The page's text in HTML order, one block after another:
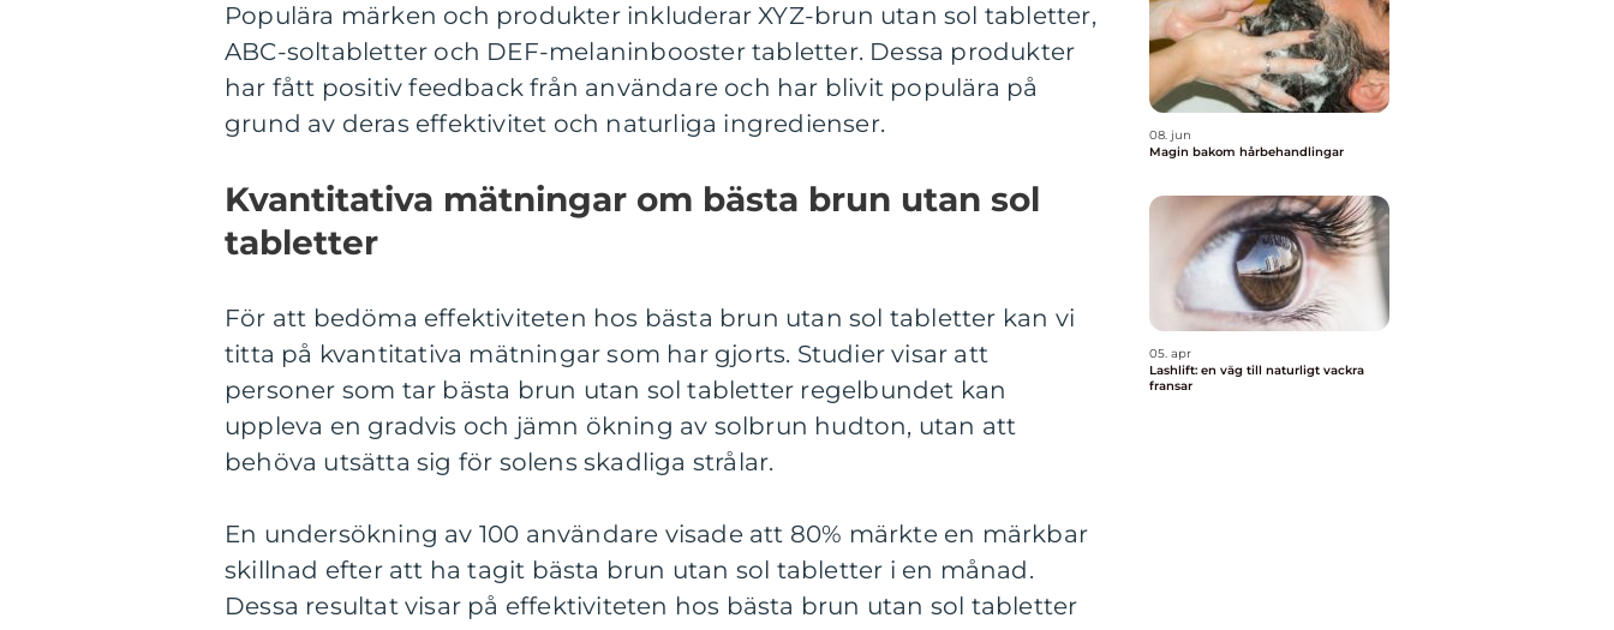
Populära märken och produkter inkluderar XYZ-brun utan sol tabletter,
ABC-soltabletter och DEF-melaninbooster tabletter. Dessa produkter
har fått positiv feedback från användare och har blivit populära på
grund av deras effektivitet och naturliga ingredienser.
Kvantitativa mätningar om bästa brun utan sol
tabletter
För att bedöma effektiviteten hos bästa brun utan sol tabletter kan vi
titta på kvantitativa mätningar som har gjorts. Studier visar att
personer som tar bästa brun utan sol tabletter regelbundet kan
uppleva en gradvis och jämn ökning av solbrun hudton, utan att
behöva utsätta sig för solens skadliga strålar.
En undersökning av 100 användare visade att 80% märkte en märkbar
skillnad efter att ha tagit bästa brun utan sol tabletter i en månad.
Dessa resultat visar på effektiviteten hos bästa brun utan sol tabletter
08. jun
Magin bakom hårbehandlingar
05. apr
Lashlift: en väg till naturligt vackra
fransar